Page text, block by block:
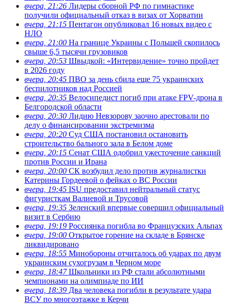
вчера, 21:26 Лидеры сборной РФ по гимнастике
получили официальный отказ в визах от Хорватии
вчера, 21:15 Пентагон опубликовал 16 новых видео с
НЛО
вчера, 21:00 На границе Украины с Польшей скопилось
свыше 6,5 тысячи грузовиков
вчера, 20:53 Швыдкой: «Интервидение» точно пройдет
в 2026 году
вчера, 20:45 ПВО за день сбила еще 75 украинских
беспилотников над Россией
вчера, 20:35 Велосипедист погиб при атаке FPV-дрона в
Белгородской области
вчера, 20:30 Лидию Невзорову заочно арестовали по
делу о финансировании экстремизма
вчера, 20:20 Суд США постановил остановить
строительство бального зала в Белом доме
вчера, 20:15 Сенат США одобрил ужесточение санкций
против России и Ирана
вчера, 20:00 СК возбудил дело против журналистки
Катерины Гордеевой о фейках о ВС России
вчера, 19:45 ISU предоставил нейтральный статус
фигуристкам Валиевой и Трусовой
вчера, 19:35 Зеленский впервые совершил официальный
визит в Сербию
вчера, 19:19 Россиянка погибла во Французских Альпах
вчера, 19:00 Открытое горение на складе в Брянске
ликвидировано
вчера, 18:55 Минобороны отчиталось об ударах по двум
украинским сухогрузам в Черном море
вчера, 18:47Школьники из РФ стали абсолютными
чемпионами на олимпиаде по ИИ
вчера, 18:39 Два человека погибли в результате удара
ВСУ по многоэтажке в Керчи